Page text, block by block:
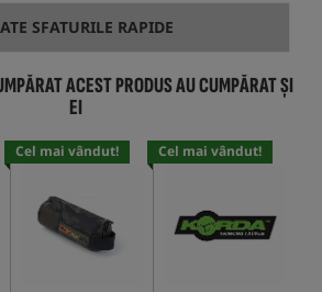
SFATURILE RAPIDE
ACEST PRODUS AU CUMPĂRAT ȘI
EI
Cel mai vândut! Cel mai vândut!